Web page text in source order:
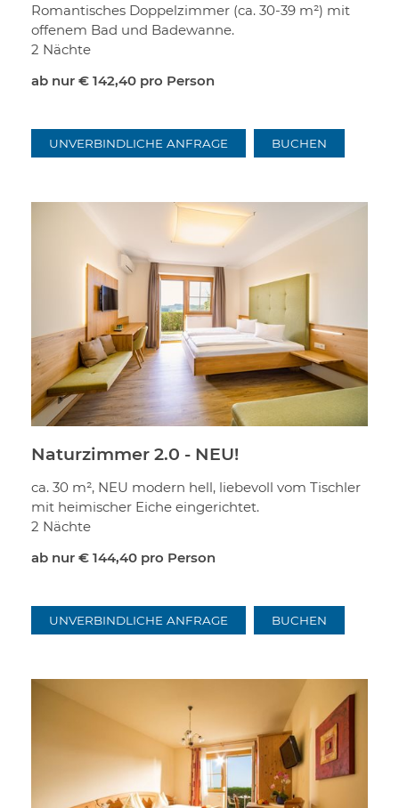
Romantisches Doppelzimmer (ca. 30-39 m²) mit
offenem Bad und Badewanne.
2 Nächte
ab nur € 142,40 pro Person
UNVERBINDLICHE ANFRAGE BUCHEN
Naturzimmer 2.0 - NEU!
ca. 30 m², NEU modern hell, liebevoll vom Tischler
mit heimischer Eiche eingerichtet.
2 Nächte
ab nur € 144,40 pro Person
UNVERBINDLICHE ANFRAGE BUCHEN